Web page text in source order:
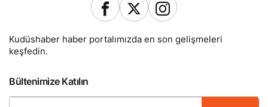
Kudüshaber haber portalımızda en son gelişmeleri
keşfedin.
Bültenimize Katılın